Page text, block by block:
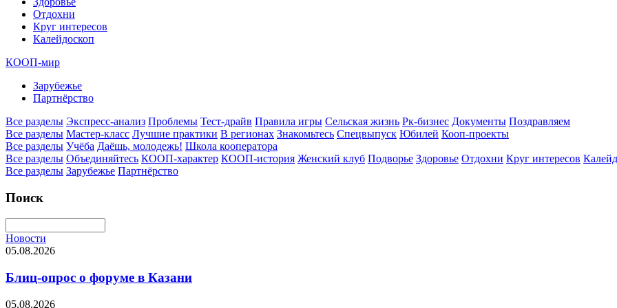
Отдохни
Круг интересов
Калейдоскоп
КООП-мир
Зарубежье
Партнёрство
Все разделы Экспресс-анализ Проблемы Тест-драйв Правила игры Сельская жизнь Рк-бизнес Документы Поздравляем
Все разделы Мастер-класс Лучшие практики В регионах Знакомьтесь Спецвыпуск Юбилей Кооп-проекты
Все разделы Учёба Даёшь, молодежь! Школа кооператора
Все разделы Объединяйтесь КООП-характер КООП-история Женский клуб Подворье Здоровье Отдохни Круг интересов
Все разделы Зарубежье Партнёрство
Поиск
Новости
05.08.2026
Блиц-опрос о форуме в Казани
05.08.2026